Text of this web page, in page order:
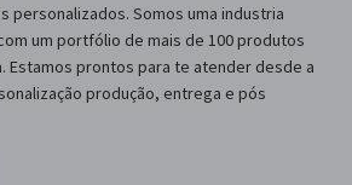
personalizados. Somos uma industria
um portfólio de mais de 100 produtos
Estamos prontos para te atender desde a
produção, entrega e pós